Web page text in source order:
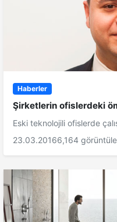
Haberler
Şirketlerin ofislerdeki
Eski teknolojili ofislerde
23.03.20166,164